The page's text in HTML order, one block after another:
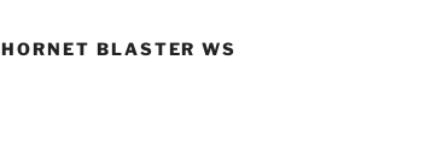
HORNET BLASTER WS